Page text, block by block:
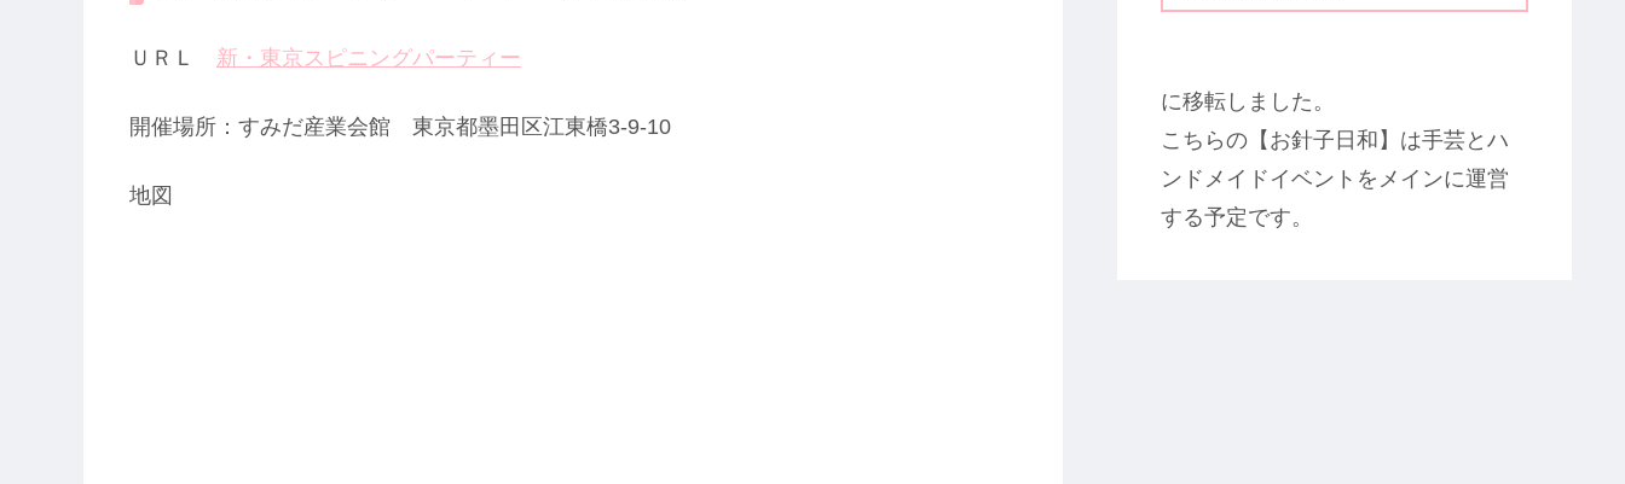
ＵＲＬ 新・東京スピニングパーティー
開催場所：すみだ産業会館 東京都墨田区江東橋3-9-10
地図
に移転しました。
こちらの【お針子日和】は手芸とハ
ンドメイドイベントをメインに運営
する予定です。